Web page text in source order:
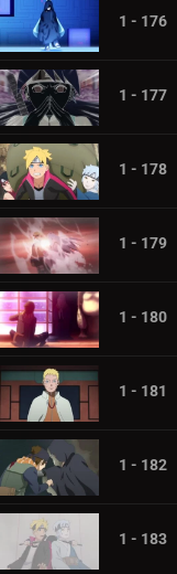
1 - 176
1 - 177
1 - 178
1 - 179
1 - 180
1 - 181
1 - 182
1 - 183